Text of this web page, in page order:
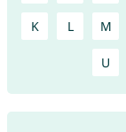
K L M
U